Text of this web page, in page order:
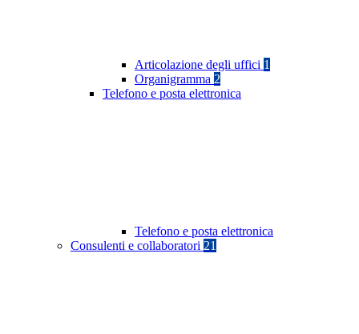
Articolazione degli uffici 1
Organigramma 2
Telefono e posta elettronica
Telefono e posta elettronica
Consulenti e collaboratori 21